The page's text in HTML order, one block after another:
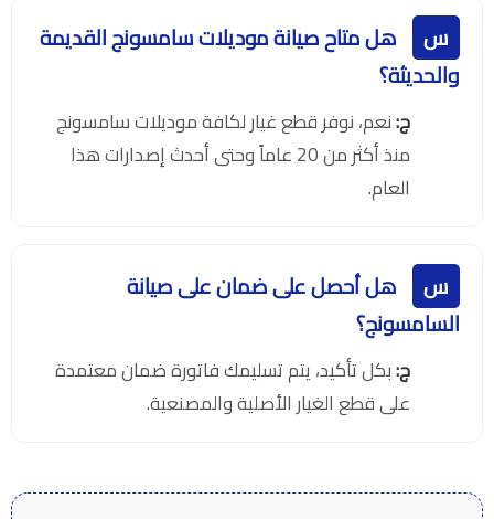
س
هل متاح صيانة موديلات سامسونج القديمة
والحديثة؟
ج:نعم، نوفر قطع غيار لكافة موديلات سامسونج
منذ أكثر من 20 عاماً وحتى أحدث إصدارات هذا
العام.
س
هل أحصل على ضمان على صيانة
السامسونج؟
ج:بكل تأكيد، يتم تسليمك فاتورة ضمان معتمدة
على قطع الغيار الأصلية والمصنعية.